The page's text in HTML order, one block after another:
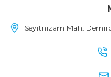
Seyitnizam Mah.